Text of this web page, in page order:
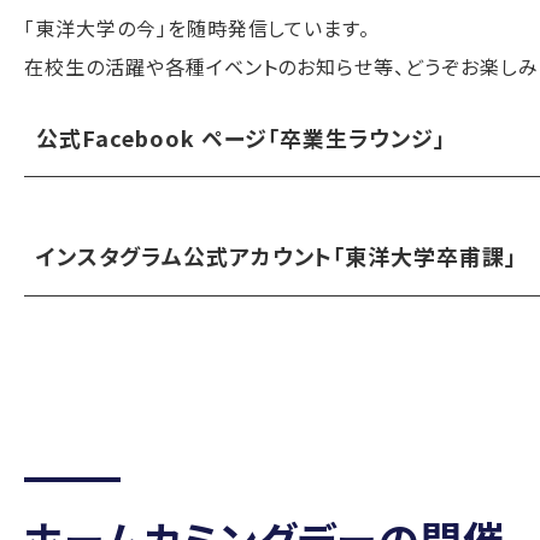
「東洋大学の今」を随時発信しています。
在校生の活躍や各種イベントのお知らせ等、どうぞお楽しみ
公式Facebook ページ「卒業生ラウンジ」
インスタグラム公式アカウント「東洋大学卒甫課」